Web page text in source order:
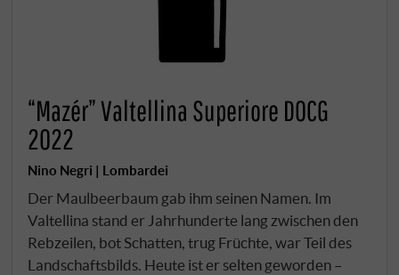
“Mazér” Valtellina Superiore DOCG
2022
Nino Negri | Lombardei
Der Maulbeerbaum gab ihm seinen Namen. Im
Valtellina stand er Jahrhunderte lang zwischen den
Rebzeilen, bot Schatten, trug Früchte, war Teil des
Landschaftsbilds. Heute ist er selten geworden –